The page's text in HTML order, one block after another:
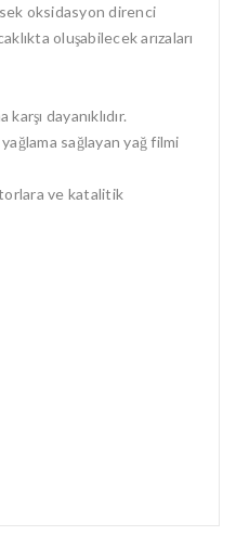
oksidasyon direnci
oluşabilecek arızaları
dayanıklıdır.
sağlayan yağ filmi
ve katalitik